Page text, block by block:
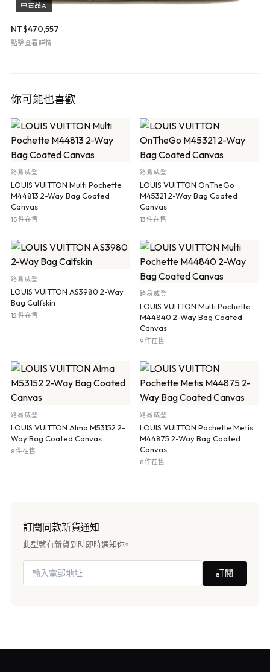
中古品A
NT$470,557
點擊查看詳情
你可能也喜歡
路易威登
LOUIS VUITTON Multi Pochette
M44813 2-Way Bag Coated
Canvas
15 件在售
路易威登
LOUIS VUITTON OnTheGo
M45321 2-Way Bag Coated
Canvas
13 件在售
路易威登
LOUIS VUITTON AS3980 2-Way
Bag Calfskin
12 件在售
路易威登
LOUIS VUITTON Multi Pochette
M44840 2-Way Bag Coated
Canvas
9 件在售
路易威登
LOUIS VUITTON Alma M53152 2-
Way Bag Coated Canvas
8 件在售
路易威登
LOUIS VUITTON Pochette Metis
M44875 2-Way Bag Coated
Canvas
8 件在售
訂閱同款新貨通知
此型號有新貨到時即時通知你。
訂閱